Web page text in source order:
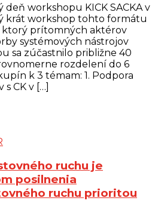
deň workshopu KICK SACKA v
krát workshop tohto formátu
ktorý prítomných aktérov
systémových nástrojov
sa zúčastnilo približne 40
rozdelení do 6
k 3 témam: 1. Podpora
CK v […]
ruchu je
posilnenia
ruchu prioritou